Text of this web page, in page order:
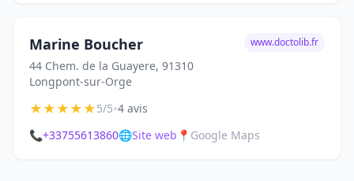
Marine Boucher
44 Chem. de la Guayere, 91310
Longpont-sur-Orge
www.doctolib.fr
★★★★★5/5•4 avis
📞+33755613860🌐Site web 📍 Google Maps